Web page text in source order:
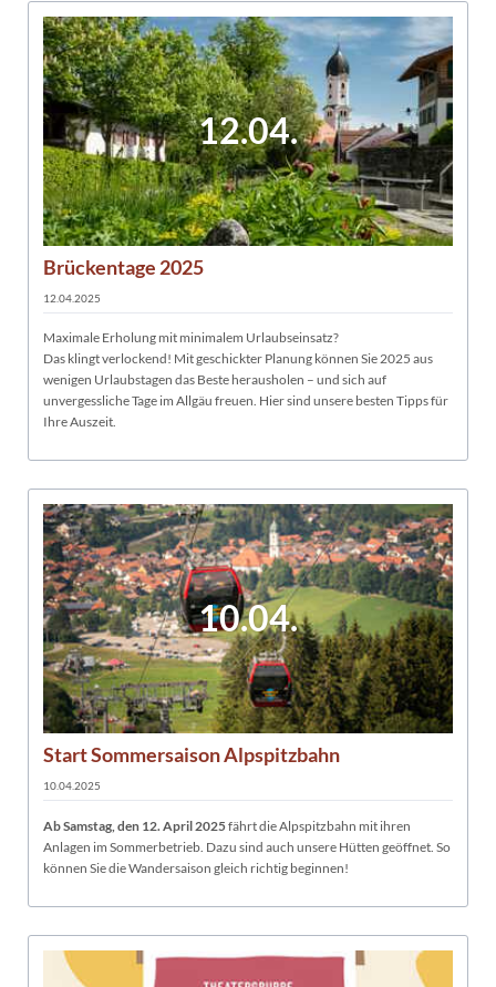
12.04.
Brückentage 2025
12.04.2025
Maximale Erholung mit minimalem Urlaubseinsatz?
Das klingt verlockend! Mit geschickter Planung können Sie 2025 aus
wenigen Urlaubstagen das Beste herausholen – und sich auf
unvergessliche Tage im Allgäu freuen. Hier sind unsere besten Tipps für
Ihre Auszeit.
10.04.
Start Sommersaison Alpspitzbahn
10.04.2025
Ab Samstag, den 12. April 2025fährt die Alpspitzbahn mit ihren
Anlagen im Sommerbetrieb. Dazu sind auch unsere Hütten geöffnet. So
können Sie die Wandersaison gleich richtig beginnen!